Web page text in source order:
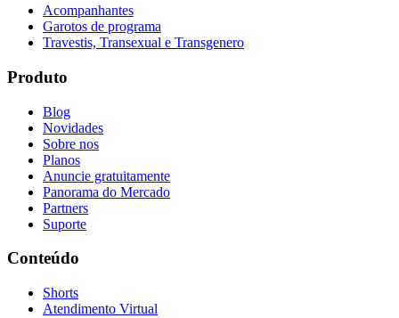
Acompanhantes
Garotos de programa
Travestis, Transexual e Transgenero
Produto
Blog
Novidades
Sobre nos
Planos
Anuncie gratuitamente
Panorama do Mercado
Partners
Suporte
Conteúdo
Shorts
Atendimento Virtual